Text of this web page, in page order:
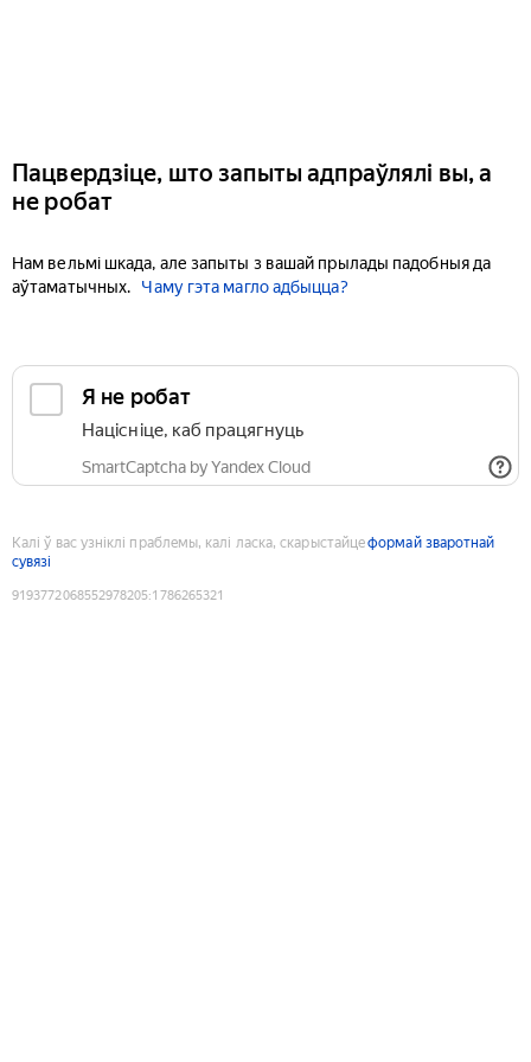
Пацвердзіце, што запыты адпраўлялі вы, а
не робат
Нам вельмі шкада, але запыты з вашай прылады падобныя да
аўтаматычных.
Чаму гэта магло адбыцца?
Я не робат
Націсніце, каб працягнуць
SmartCaptcha by Yandex Cloud
Калі ў вас узніклі праблемы, калі ласка, скарыстайцеформай зваротнай
сувязі
9193772068552978205:1786265321